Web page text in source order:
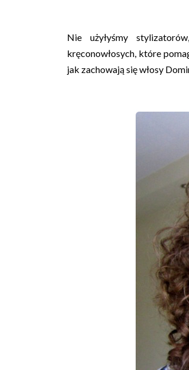
Nie użyłyśmy
kręconowłosych, które
jak zachowają się włosy